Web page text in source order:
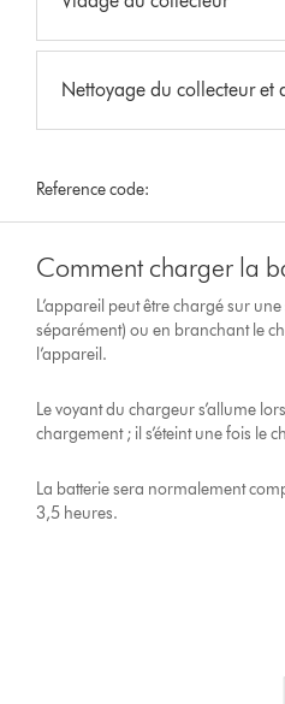
Nettoyage du collecteur et
Reference code:
Comment charger la
L’appareil peut être chargé sur
séparément) ou en branchant le
l’appareil.
Le voyant du chargeur s’allume
chargement ; il s’éteint une fois le
La batterie sera normalement
3,5 heures.